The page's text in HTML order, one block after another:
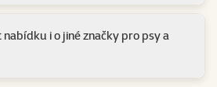
i o jiné značky pro psy a